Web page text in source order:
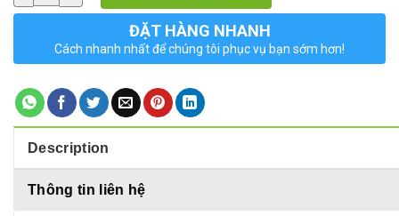
ĐẶT HÀNG NHANH
Cách nhanh nhất để chúng tôi phục vụ bạn sớm hơn!
Description
Thông tin liên hệ